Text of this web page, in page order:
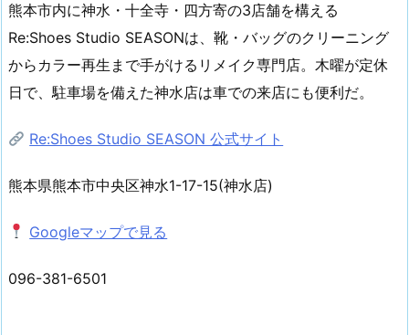
熊本市内に神水・十全寺・四方寄の3店舗を構える
Re:Shoes Studio SEASONは、靴・バッグのクリーニング
からカラー再生まで手がけるリメイク専門店。木曜が定休
日で、駐車場を備えた神水店は車での来店にも便利だ。
Re:Shoes Studio SEASON 公式サイト
熊本県熊本市中央区神水1-17-15(神水店)
Googleマップで見る
096-381-6501